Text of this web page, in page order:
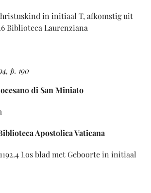
in initiaal T, afkomstig uit
Biblioteca Laurenziana
p. 190
di San Miniato
Apostolica Vaticana
Los blad met Geboorte in initiaal